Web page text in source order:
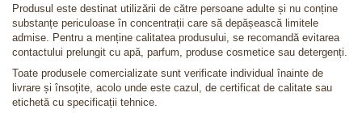
Produsul este destinat utilizării de către persoane adulte și nu conține
substanțe periculoase în concentrații care să depășească limitele
admise. Pentru a menține calitatea produsului, se recomandă evitarea
contactului prelungit cu apă, parfum, produse cosmetice sau detergenți.
Toate produsele comercializate sunt verificate individual înainte de
livrare și însoțite, acolo unde este cazul, de certificat de calitate sau
etichetă cu specificații tehnice.